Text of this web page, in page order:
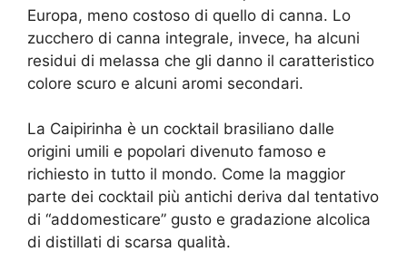
Europa, meno costoso di quello di canna. Lo
zucchero di canna integrale, invece, ha alcuni
residui di melassa che gli danno il caratteristico
colore scuro e alcuni aromi secondari.
La Caipirinha è un cocktail brasiliano dalle
origini umili e popolari divenuto famoso e
richiesto in tutto il mondo. Come la maggior
parte dei cocktail più antichi deriva dal tentativo
di “addomesticare” gusto e gradazione alcolica
di distillati di scarsa qualità.